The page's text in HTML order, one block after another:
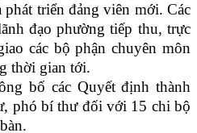
triển đảng viên mới. Các
đạo phường tiếp thu, trực
các bộ phận chuyên môn
thời gian tới.
bố các Quyết định thành
phó bí thư đối với 15 chi bộ